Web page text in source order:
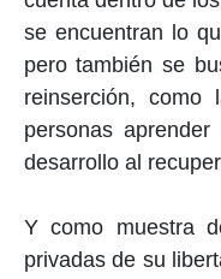
se encuentran lo
pero también se
reinserción,
personas
desarrollo al
Y como muestra
privadas de su